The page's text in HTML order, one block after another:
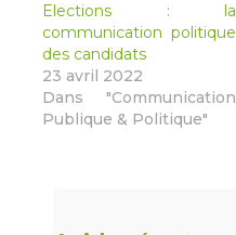
Elections : la
communication politique
des candidats
23 avril 2022
Dans "Communication
Publique & Politique"